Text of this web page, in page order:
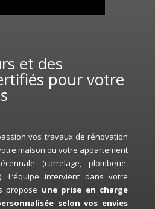
et des
pour votre
vos travaux de rénovation
maison ou votre appartement
(carrelage, plomberie,
L’équipe intervient dans votre
propose une prise en charge
selon vos envies